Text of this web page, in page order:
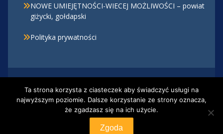
NOWE UMIEJĘTNOŚCI-WIECEJ MOŻLIWOŚCI – powiat
giżycki, gołdapski
Polityka prywatności
Giżycku, Al. 1 Maja 30 , 11-500 Giżycko, tel. 87 428 20
12
Proudly powered by WordPress |
Education Hub by
WEN Themes
Ta strona korzysta z ciasteczek aby świadczyć usługi na
najwyższym poziomie. Dalsze korzystanie ze strony oznacza,
że zgadzasz się na ich użycie.
Zgoda